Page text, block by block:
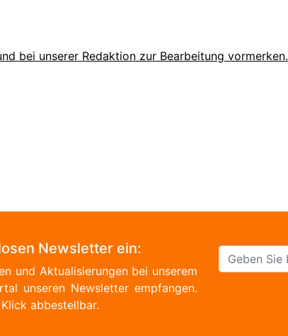
bei unserer Redaktion zur Bearbeitung vormerken.
Newsletter ein:
und Aktualisierungen bei unserem
unseren Newsletter empfangen.
abbestellbar.